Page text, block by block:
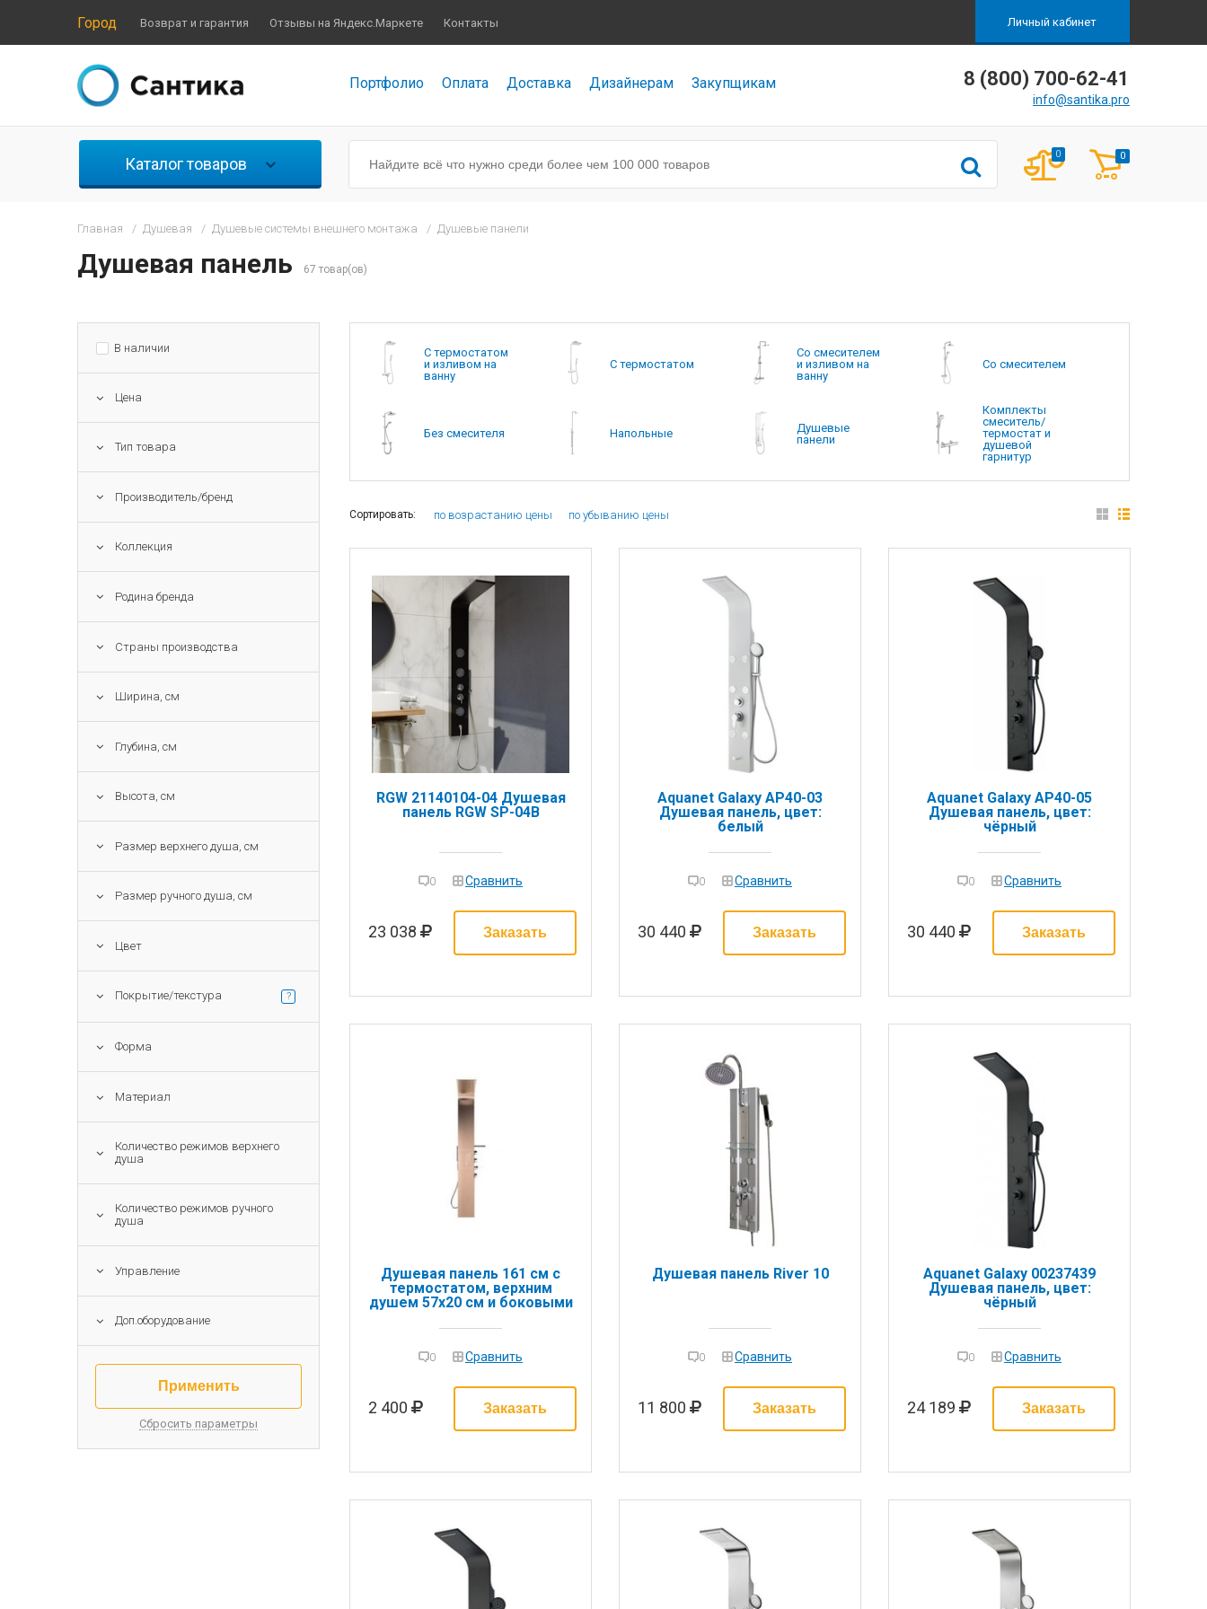
Город Возврат и гарантия Отзывы на Яндекс.Маркете Контакты Личный кабинет
Портфолио Оплата Доставка Дизайнерам Закупщикам 8 (800) 700-62-41
info@santika.pro
Каталог товаров
0 0
Главная / Душевая / Душевые системы внешнего монтажа / Душевые панели
Душевая панель 67 товар(ов)
В наличии
Цена
Тип товара
Производитель/бренд
Коллекция
Родина бренда
Страны производства
Ширина, см
Глубина, см
Высота, см
Размер верхнего душа, см
Размер ручного душа, см
Цвет
Покрытие/текстура ?
Форма
Материал
Количество режимов верхнего
душа
Количество режимов ручного
душа
Управление
Доп.оборудование
Сбросить параметры
С термостатом
и изливом на
ванну
С термостатом
Со смесителем
и изливом на
ванну
Со смесителем
Без смесителя Напольные
Душевые
панели
Комплекты
смеситель/
термостат и
душевой
гарнитур
Сортировать: по возрастанию цены по убыванию цены
RGW 21140104-04 Душевая
панель RGW SP-04B
0 Сравнить
23 038
Aquanet Galaxy AP40-03
Душевая панель, цвет:
белый
0 Сравнить
30 440
Aquanet Galaxy AP40-05
Душевая панель, цвет:
чёрный
0 Сравнить
30 440
Душевая панель 161 см с
термостатом, верхним
душем 57х20 см и боковыми
Metal 4LAA5N0
0 Сравнить
2 400
Душевая панель River 10
0 Сравнить
11 800
Aquanet Galaxy 00237439
Душевая панель, цвет:
чёрный
0 Сравнить
24 189